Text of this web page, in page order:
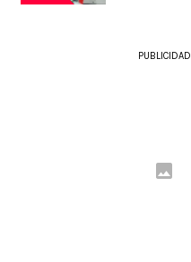
PUBLICIDAD